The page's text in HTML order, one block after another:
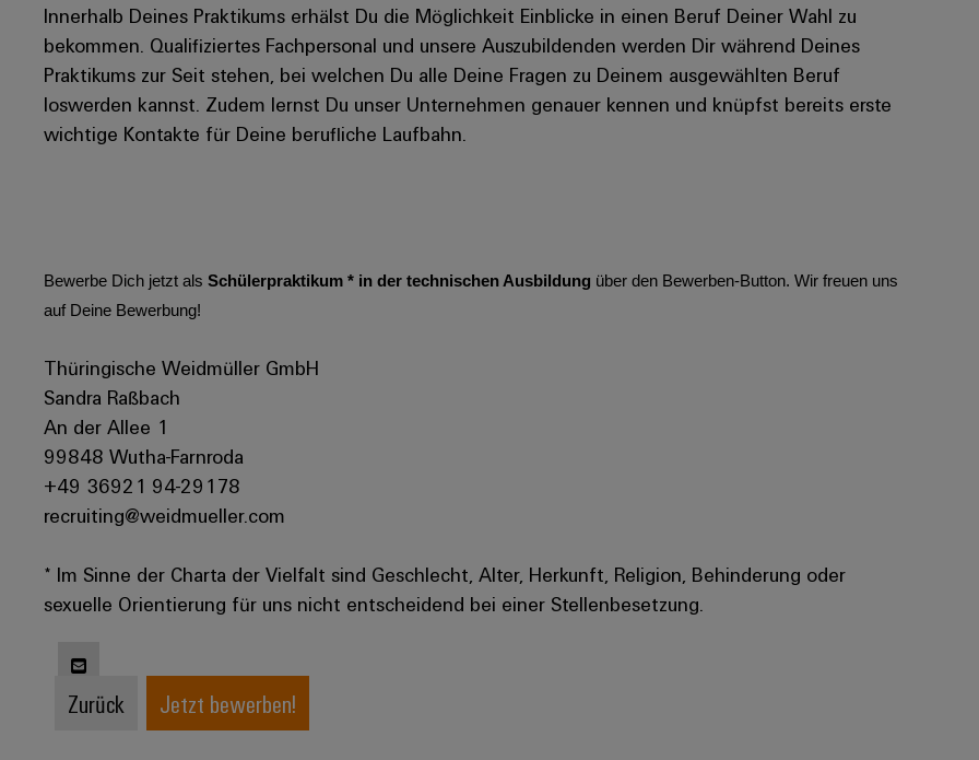
Innerhalb Deines Praktikums erhälst Du die Möglichkeit Einblicke in einen Beruf Deiner Wahl zu
bekommen. Qualifiziertes Fachpersonal und unsere Auszubildenden werden Dir während Deines
Praktikums zur Seit stehen, bei welchen Du alle Deine Fragen zu Deinem ausgewählten Beruf
loswerden kannst. Zudem lernst Du unser Unternehmen genauer kennen und knüpfst bereits erste
wichtige Kontakte für Deine berufliche Laufbahn.
Bewerbe Dich jetzt als Schülerpraktikum * in der technischen Ausbildung über den Bewerben-Button. Wir freuen uns
auf Deine Bewerbung!
Thüringische Weidmüller GmbH
Sandra Raßbach
An der Allee 1
99848 Wutha-Farnroda
+49 36921 94-29178
recruiting@weidmueller.com
* Im Sinne der Charta der Vielfalt sind Geschlecht, Alter, Herkunft, Religion, Behinderung oder
sexuelle Orientierung für uns nicht entscheidend bei einer Stellenbesetzung.
Zurück Jetzt bewerben!